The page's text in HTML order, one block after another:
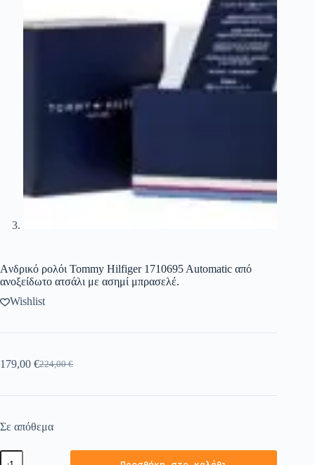
Aνδρικό ρολόι Tommy Hilfiger 1710695 Automatic από
ανοξείδωτο ατσάλι με ασημί μπρασελέ.
Wishlist
224,00€
179,00 €
Σε απόθεμα